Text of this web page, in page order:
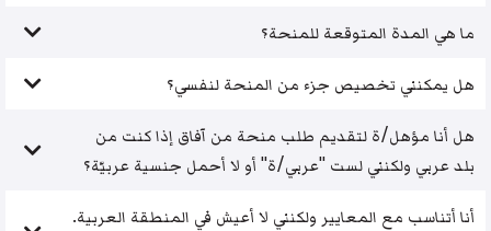
ما هي المدة المتوقعة للمنحة؟
هل يمكنني تخصيص جزء من المنحة لنفسي؟
هل أنا مؤهل/ة لتقديم طلب منحة من آفاق إذا كنت من
بلد عربي ولكنني لست "عربي/ة" أو لا أحمل جنسية عربيّة؟
أنا أتناسب مع المعايير ولكنني لا أعيش في المنطقة العربية.